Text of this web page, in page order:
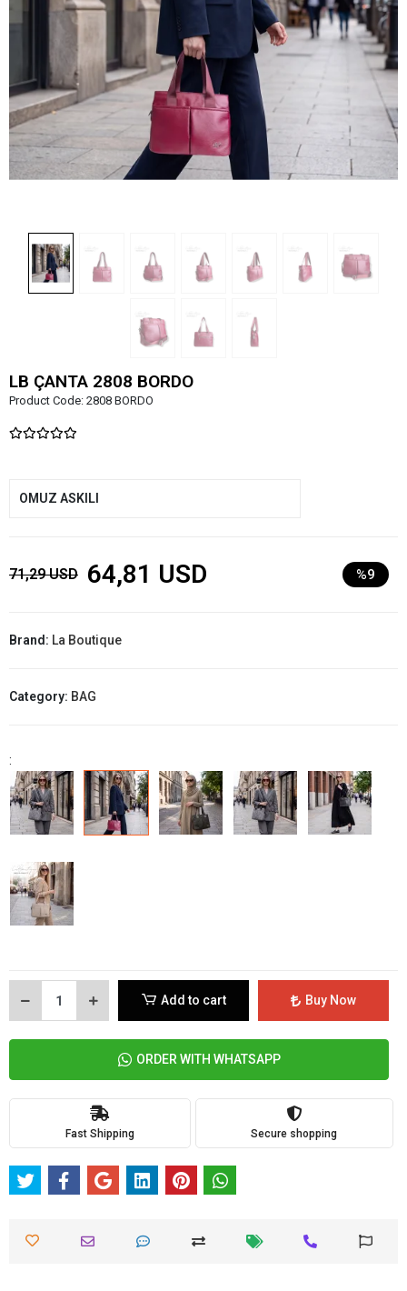
LB ÇANTA 2808 BORDO
Product Code: 2808 BORDO
OMUZ ASKILI
71,29 USD 64,81 USD %9
Brand: La Boutique
Category: BAG
:
Add to cart Buy Now
ORDER WITH WHATSAPP
Fast Shipping Secure shopping